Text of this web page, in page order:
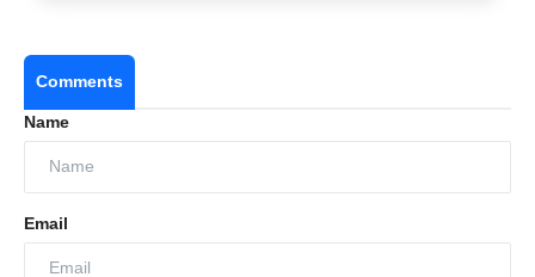
Comments
Name
Email